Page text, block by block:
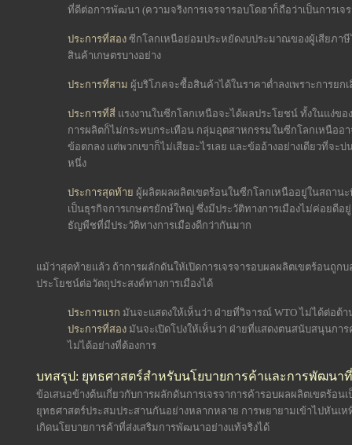
ที่ดีต่อการพัฒนา (ความจริงการเจรจารอบโดฮาก็ถือว่าเป็นการเ
ประการที่สอง ซีกโลกเหนือย่อมประหยัดงบประมาณของผู้เสียภา
สินค้าเกษตรบางอย่าง
ประการที่สาม ผู้บริโภคจะซื้อสินค้าได้ในราคาต่ำลงเพราะการยก
ประการที่สี่ แรงงานในซีกโลกเหนือจะได้ผลประโยชน์ ทั้งในแง่
การผลิตก็ไม่กระทบกระเทือน กลุ่มอุตสาหกรรมในซีกโลกเหนืออ
ข้อตกลง แต่พวกเขาก็ไม่เสียอะไรเลย และข้ออ้างอย่างเดียวที่จะ
หนึ่ง
ประการสุดท้าย ผู้ผลิตผลผลิตเขตร้อนในซีกโลกเหนืออยู่ในสถาน
เป็นธุรกิจการเกษตรยักษ์ใหญ่ ซึ่งมีประวัติทางการเมืองไม่ค่อยดี
ธัญพืชที่มีประวัติทางการเมืองดีกว่ากันมาก
แม้ว่าสุดท้ายแล้ว ถ้าการผลักดันให้เปิดการเจรจารอบผลผลิตเขตร้อนถู
ประโยชน์ต่อวัตถุประสงค์ทางการเมืองได้
ประการแรก มันจะแสดงให้เห็นว่า ฝ่ายที่วิจารณ์ WTO ไม่ได้ต่อต้
ประการที่สอง มันจะเปิดโปงให้เห็นว่า ฝ่ายที่แสดงตนสนับสนุนการ
ไม่ได้อย่างที่ต้องการ
บทสรุป: ยุทธศาสตร์สำหรับนโยบายการค้าและการพัฒนา
ข้อเสนอข้างต้นเกี่ยวกับการผลักดันการเจรจาการค้ารอบผลผลิตเขตร้อ
ยุทธศาสตร์ประสมประสานกันอย่างหลากหลาย การพยายามเข้าไปหันเห
เกิดนโยบายการค้าที่ส่งเสริมการพัฒนาอย่างแท้จริงได้